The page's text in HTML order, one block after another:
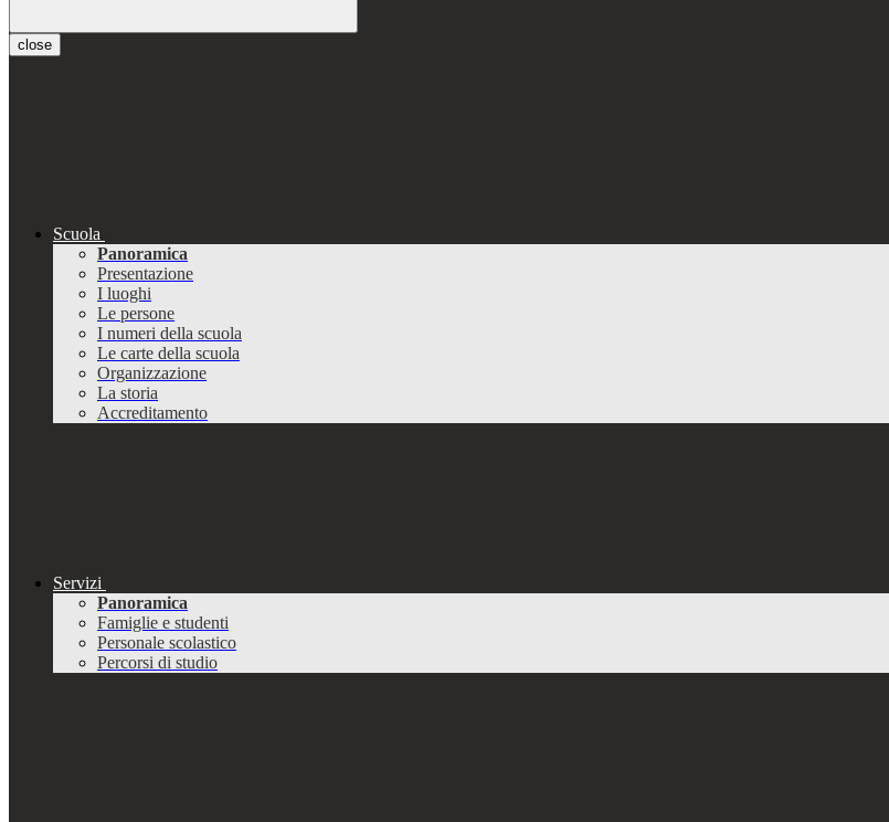
close
Scuola
Panoramica
Presentazione
I luoghi
Le persone
I numeri della scuola
Le carte della scuola
Organizzazione
La storia
Accreditamento
Servizi
Panoramica
Famiglie e studenti
Personale scolastico
Percorsi di studio